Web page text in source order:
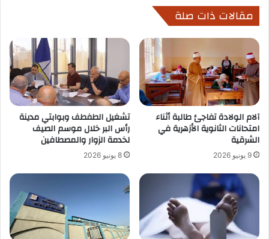
مقالات ذات صلة
آلام الولادة تفاجئ طالبة أثناء
امتحانات الثانوية الأزهرية في
الشرقية
9 يونيو 2026
تشغيل الطفطف وبوابتي مدينة
رأس البر خلال موسم الصيف
لخدمة الزوار والمصطافين
8 يونيو 2026